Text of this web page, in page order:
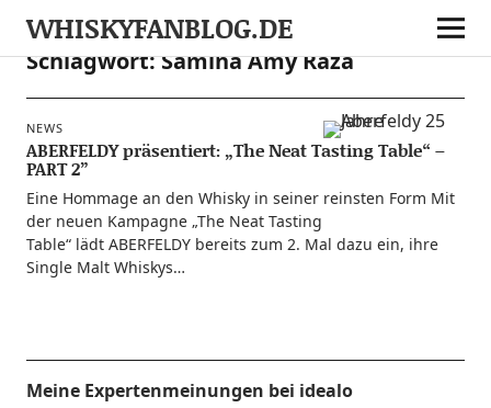
WHISKYFANBLOG.DE
Schlagwort:Samina Amy Raza
NEWS
ABERFELDY präsentiert: „The Neat Tasting Table“ –
PART 2”
Eine Hom­mage an den Whis­ky in sei­ner reins­ten Form Mit
der neu­en Kam­pa­gne „The Neat Tasting
Table“ lädt ABERFELDY bereits zum 2. Mal dazu ein, ihre
Sin­gle Malt Whiskys…
Meine Expertenmeinungen bei idealo